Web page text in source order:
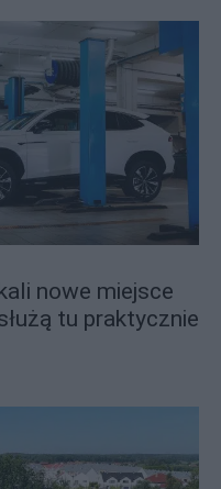
nowe miejsce
tu praktycznie